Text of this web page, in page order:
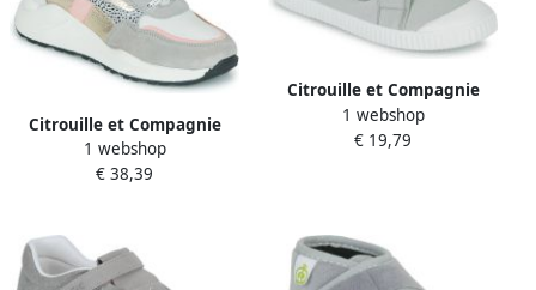
Citrouille et Compagnie
Lage Sneakers KANOKI
1 webshop
€ 38,39
Citrouille et Compagnie
Lage Sneakers MINOT
1 webshop
€ 19,79